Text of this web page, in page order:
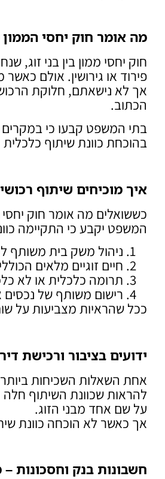
מה אומר חוק יחסי
פירוד או גירושין. אולם
אך לא נישאתם, חלוקת
הכתוב.
בתי המשפט קבעו כי במקרים
בהוכחת כוונת שיתוף כלכלית
איך מוכיחים שיתוף רכושי
כששואלים מה אומר חוק
המשפט יקבע כי התקיימה
ניהול משק בית משותף
חיים זוגיים מלאים
תרומה כלכלית או לא
רישום משותף של נכסים
ככל שהראיות מצביעות על
ידועים בציבור ורכישת
אחת השאלות השכיחות
להראות שכוונת השיתוף
על שם אחד מבני הזוג.
אך כאשר לא הוכחה כוונת
חשבונות בנק וחסכונות –